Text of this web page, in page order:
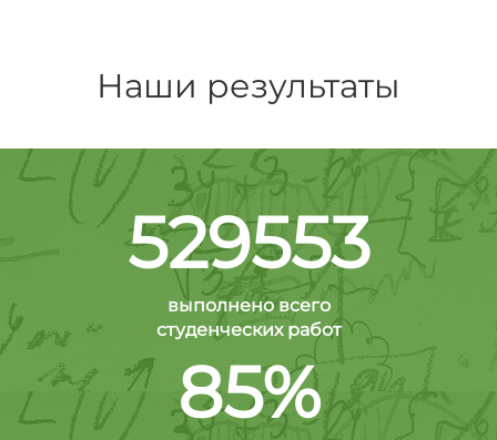
Наши результаты
529553
выполнено всего
студенческих работ
85%